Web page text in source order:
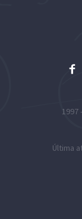
1997
Última